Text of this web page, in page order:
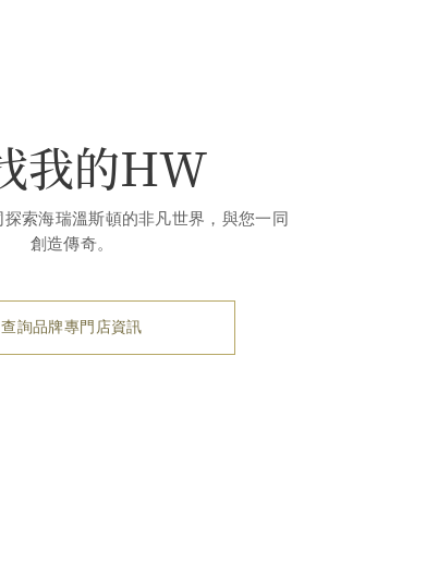
我的HW
索海瑞溫斯頓的非凡世界，與您一同
創造傳奇。
查詢品牌專門店資訊